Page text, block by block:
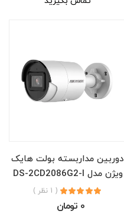
دوربین مداربسته بولت هایک
ویژن مدل DS-2CD2086G2-I
( 1 نظر )
0 تومان